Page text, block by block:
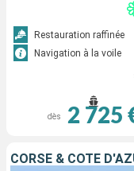
Restauration raffinée
Navigation à la voile
dès 2 725
CORSE & CÔTE